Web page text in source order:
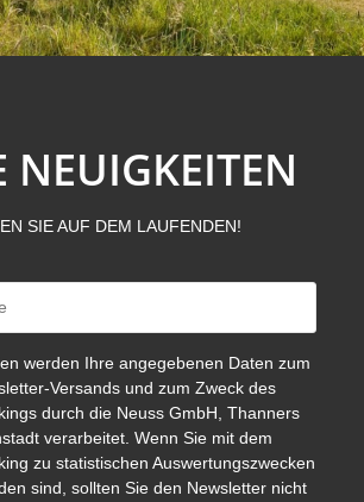
NEUIGKEITEN
SIE AUF DEM LAUFENDEN!
werden Ihre angegebenen Daten zum
Versands und zum Zweck des
durch die Neuss GmbH, Thanners
verarbeitet. Wenn Sie mit dem
zu statistischen Auswertungszwecken
sind, sollten Sie den Newsletter nicht